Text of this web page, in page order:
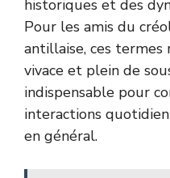
historiques et des
Pour les amis du
antillaise, ces
vivace et plein de
indispensable pour
interactions
en général.